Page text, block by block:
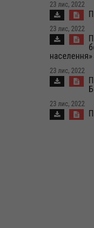
23 лис, 2022
23 лис, 2022
населення»
23 лис, 2022
23 лис, 2022